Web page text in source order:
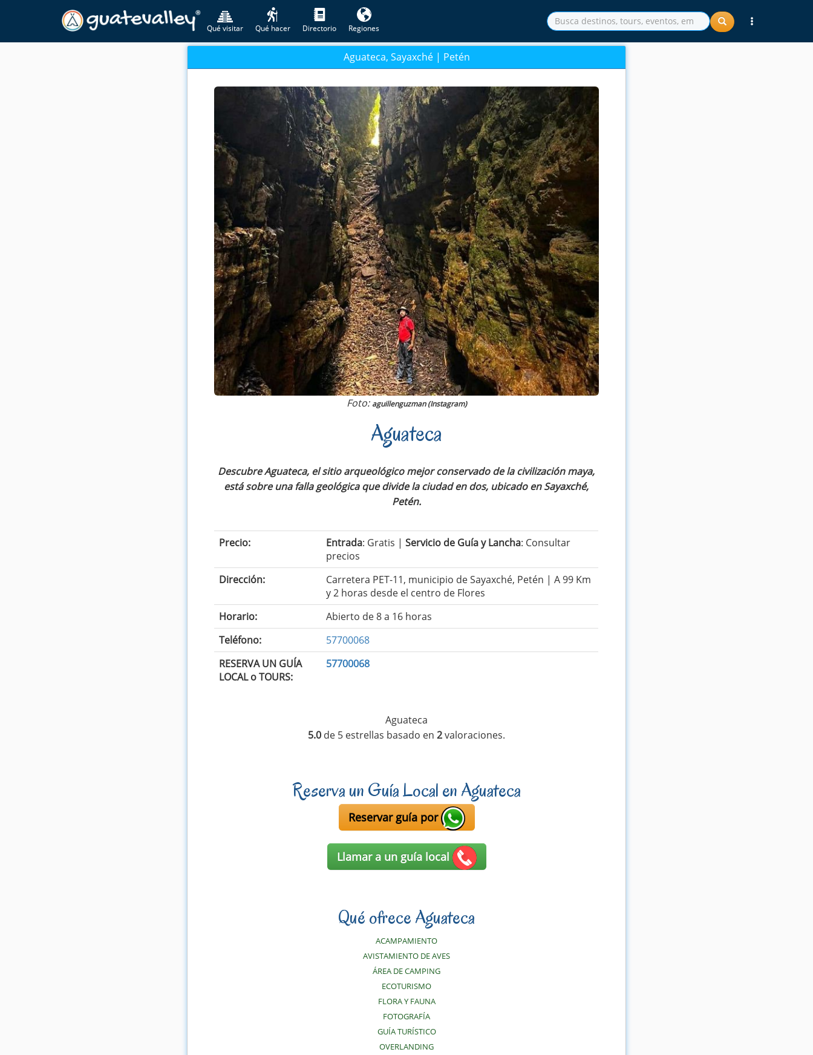
Qué visitar Qué hacer Directorio Regiones
Aguateca, Sayaxché | Petén
Foto: aguillenguzman (Instagram)
Aguateca
Descubre Aguateca, el sitio arqueológico mejor conservado de la civilización maya,
está sobre una falla geológica que divide la ciudad en dos, ubicado en Sayaxché,
Petén.
Precio: Entrada: Gratis |Servicio de Guía y Lancha: Consultar
precios
Dirección:
Carretera PET-11, municipio de Sayaxché, Petén | A 99 Km
y 2 horas desde el centro de Flores
Horario:
Abierto de 8 a 16 horas
Teléfono:
57700068
RESERVA UN GUÍA
LOCAL o TOURS:
57700068
Aguateca
5.0 de 5 estrellas basado en 2valoraciones.
Reserva un Guía Local en Aguateca
Reservar guía por
Llamar a un guía local
Qué ofrece Aguateca
ACAMPAMIENTO
AVISTAMIENTO DE AVES
ÁREA DE CAMPING
ECOTURISMO
FLORA Y FAUNA
FOTOGRAFÍA
GUÍA TURÍSTICO
OVERLANDING